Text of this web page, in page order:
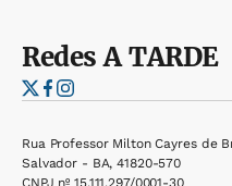
RedesA TARDE
Rua Professor Milton Cayres de
Salvador - BA, 41820-570
CNPJ nº 15.111.297/0001-30